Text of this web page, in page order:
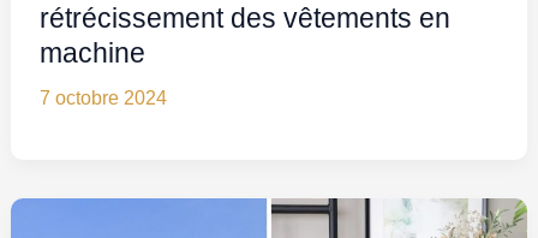
rétrécissement des vêtements en
machine
7 octobre 2024